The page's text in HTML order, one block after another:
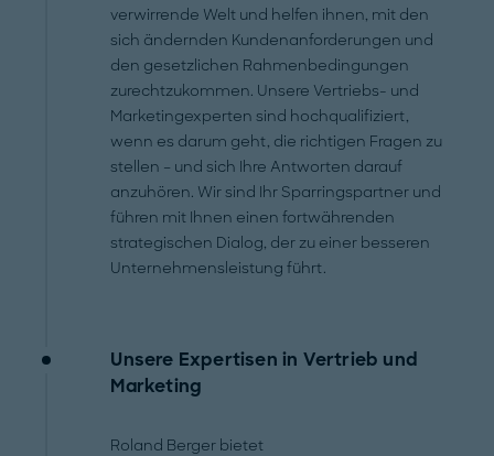
verwirrende Welt und helfen ihnen, mit den
sich ändernden Kundenanforderungen und
den gesetzlichen Rahmenbedingungen
zurechtzukommen. Unsere Vertriebs- und
Marketingexperten sind hochqualifiziert,
wenn es darum geht, die richtigen Fragen zu
stellen – und sich Ihre Antworten darauf
anzuhören. Wir sind Ihr Sparringspartner und
führen mit Ihnen einen fortwährenden
strategischen Dialog, der zu einer besseren
Unternehmensleistung führt.
Unsere Expertisen in Vertrieb und
Marketing
Roland Berger bietet